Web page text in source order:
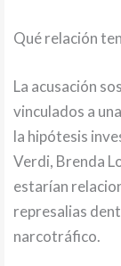
Qué relación
La acusación
vinculados a
la hipótesis
Verdi, Brenda
estarían
represalias
narcotráfico.